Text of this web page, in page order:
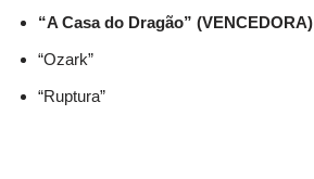
“A Casa do Dragão” (VENCEDORA)
“Ozark”
“Ruptura”